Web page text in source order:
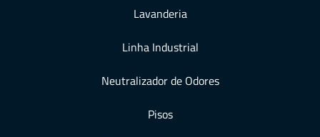
Lavanderia
Linha Industrial
Neutralizador de Odores
Pisos